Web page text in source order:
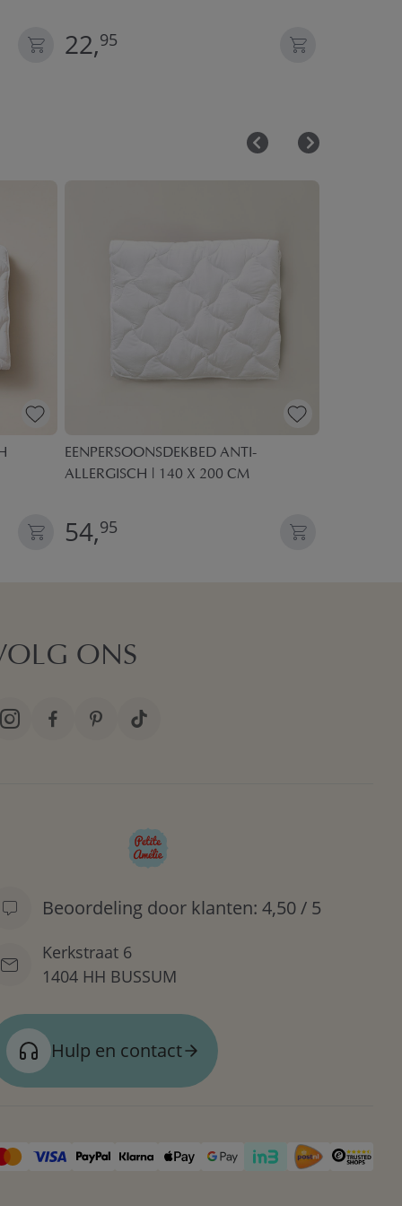
22,95
EENPERSOONSDEKBED ANTI-
ALLERGISCH | 140 X 200 CM
54,95
ONS
Beoordeling door klanten: 4,50 / 5
Kerkstraat 6
1404 HH BUSSUM
Hulp en contact